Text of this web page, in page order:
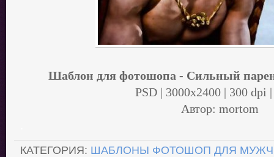
Шаблон для фотошопа - Сильный
PSD | 3000x2400 | 300 dpi
Автор: mortom
КАТЕГОРИЯ: ШАБЛОНЫ ФОТОШОП ДЛЯ